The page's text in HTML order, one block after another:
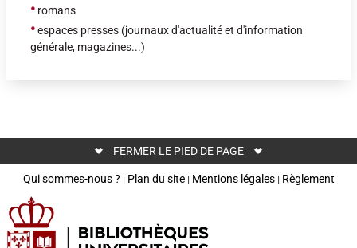
• romans
•espaces presses (journaux d'actualité et d'information
générale, magazines...)
FERMER LE PIED DE PAGE
Qui sommes-nous ? | Plan du site| Mentions légales| Règlement